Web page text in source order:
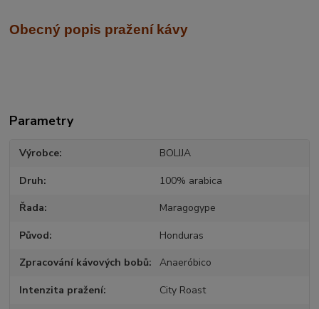
Obecný popis pražení kávy
Parametry
Výrobce BOLIJA
Druh 100% arabica
Řada Maragogype
Původ Honduras
Zpracování kávových bobů Anaeróbico
Intenzita pražení City Roast